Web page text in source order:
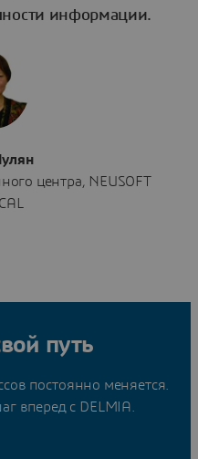
информации.
центра, NEUSOFT
путь
постоянно меняется.
вперед с DELMIA.